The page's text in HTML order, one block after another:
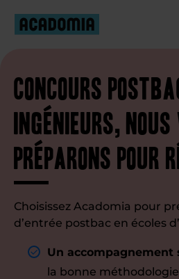
Concours
ingénieurs, nous
préparons pour
Choisissez Acadomia pour
d’entrée postbac en écoles
Un accompagnement
la bonne